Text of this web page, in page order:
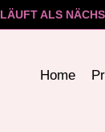
LÄUFT ALS
Home